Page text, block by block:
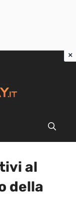
al
della